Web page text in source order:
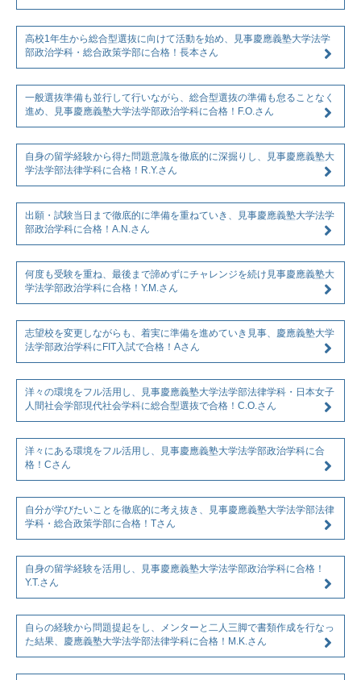
高校1年生から総合型選抜に向けて活動を始め、見事慶應義塾大学法学
部政治学科・総合政策学部に合格！長本さん
一般選抜準備も並行して行いながら、総合型選抜の準備も怠ることなく
進め、見事慶應義塾大学法学部政治学科に合格！F.O.さん
自身の留学経験から得た問題意識を徹底的に深掘りし、見事慶應義塾大
学法学部法律学科に合格！R.Y.さん
出願・試験当日まで徹底的に準備を重ねていき、見事慶應義塾大学法学
部政治学科に合格！A.N.さん
何度も受験を重ね、最後まで諦めずにチャレンジを続け見事慶應義塾大
学法学部政治学科に合格！Y.M.さん
志望校を変更しながらも、着実に準備を進めていき見事、慶應義塾大学
法学部政治学科にFIT入試で合格！Aさん
洋々の環境をフル活用し、見事慶應義塾大学法学部法律学科・日本女子
人間社会学部現代社会学科に総合型選抜で合格！C.O.さん
洋々にある環境をフル活用し、見事慶應義塾大学法学部政治学科に合
格！Cさん
自分が学びたいことを徹底的に考え抜き、見事慶應義塾大学法学部法律
学科・総合政策学部に合格！Tさん
自身の留学経験を活用し、見事慶應義塾大学法学部政治学科に合格！
Y.T.さん
自らの経験から問題提起をし、メンターと二人三脚で書類作成を行なっ
た結果、慶應義塾大学法学部法律学科に合格！M.K.さん